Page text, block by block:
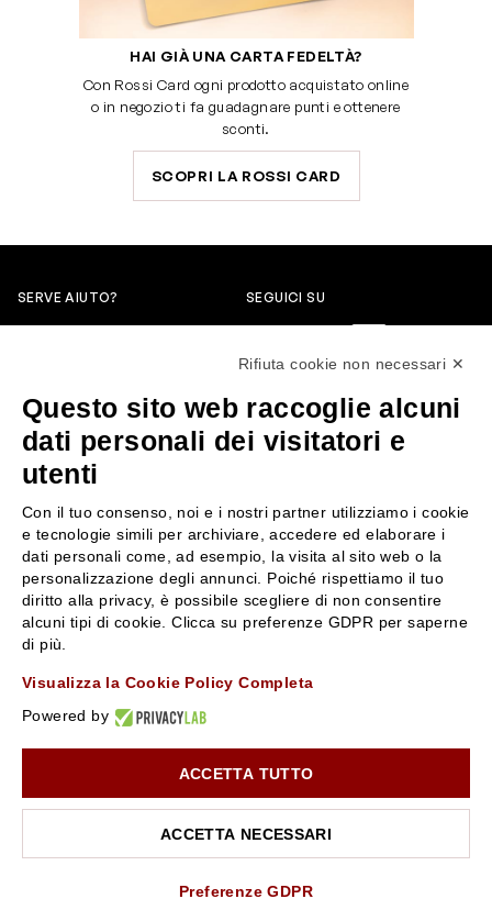
HAI GIÀ UNA CARTA FEDELTÀ?
Con Rossi Card ogni prodotto acquistato online
o in negozio ti fa guadagnare punti e ottenere
sconti.
SCOPRI LA ROSSI CARD
SERVE AIUTO?
servizioclienti@rossiprofumi.it
SEGUICI SU
SERVIZIO CLIENTI
Resi e rimborsi
Pagamenti
Spedizione
Condizioni generali di vendita
Privacy Policy
Chi siamo
Contattaci
Negozi
Attiva la Rossi Card
Lavora con noi
P.IVA 01351170350 - REA RE-179054 Cap.Soc. € 120.000,00 i.v. - PEC
10% di Sconto sul primo ordine!*
Iscriviti alla newsletter e rimani aggiornato con le novità e
le promozioni Rossi Profumi.
*Il Buono non si applica su Articoli in Promozione
ISCRIVITI ALLA NEWSLETTER
Rifiuta cookie non necessari ✕
Questo sito web raccoglie alcuni
dati personali dei visitatori e
utenti
Con il tuo consenso, noi e i nostri partner utilizziamo i cookie
e tecnologie simili per archiviare, accedere ed elaborare i
dati personali come, ad esempio, la visita al sito web o la
personalizzazione degli annunci. Poiché rispettiamo il tuo
diritto alla privacy, è possibile scegliere di non consentire
alcuni tipi di cookie. Clicca su preferenze GDPR per saperne
di più.
Visualizza la Cookie Policy Completa
Powered by
ACCETTA TUTTO
ACCETTA NECESSARI
Preferenze GDPR